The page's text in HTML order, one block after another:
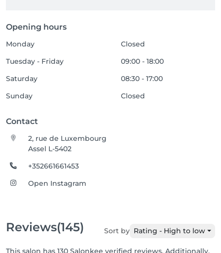
Opening hours
Monday
Closed
Tuesday - Friday
09:00 - 18:00
Saturday
08:30 - 17:00
Sunday
Closed
Contact
2, rue de Luxembourg
Assel L-5402
+352661661453
Open Instagram
Reviews(145) Sort by Rating - High to low
This salon has 130 Salonkee verified reviews. Additionally,